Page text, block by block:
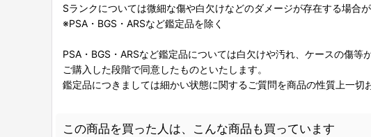
Sランクについては微細な傷や白欠けなどのダメージが存在する場合が
※PSA・BGS・ARSなど鑑定品を除く
PSA・BGS・ARSなど鑑定品については白欠けや汚れ、ケースの傷等
ご購入した段階で同意したものといたします。
鑑定品につきましては細かい状態に関するご質問を商品の性質上一切
この商品を買った人は、こんな商品も買っています